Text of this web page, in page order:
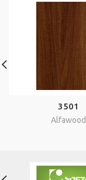
3501
Alfawood